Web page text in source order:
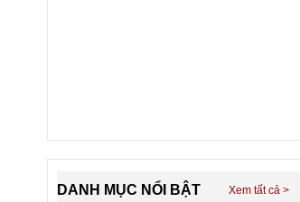
DANH MỤC NỔI BẬT